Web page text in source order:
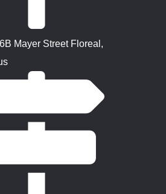
Mayer Street Floreal,